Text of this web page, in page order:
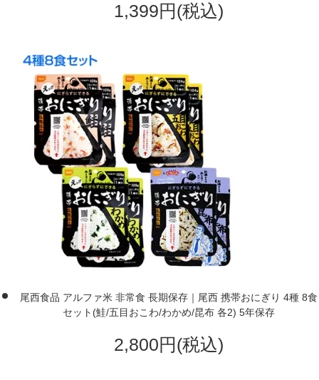
1,399円(税込)
尾西食品 アルファ米 非常食 長期保存｜尾西 携帯おにぎり 4種 8食
セット(鮭/五目おこわ/わかめ/昆布 各2) 5年保存
2,800円(税込)